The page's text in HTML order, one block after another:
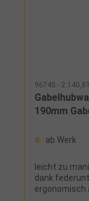
96745 -
190mm
ab Werk
leicht zu
dank
ergonomisch